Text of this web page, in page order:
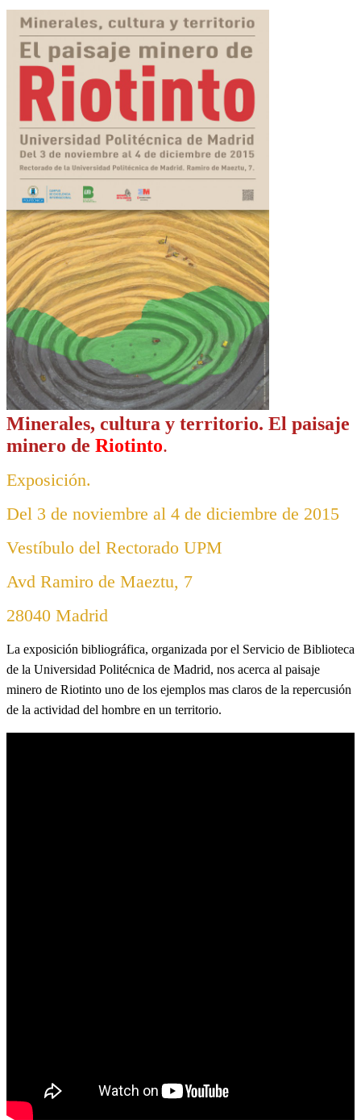
Minerales, cultura y territorio. El paisaje
minero de Riotinto.
Exposición.
Del 3 de noviembre al 4 de diciembre de 2015
Vestíbulo del Rectorado UPM
Avd Ramiro de Maeztu, 7
28040 Madrid
La exposición bibliográfica, organizada por el Servicio de Biblioteca
de la Universidad Politécnica de Madrid, nos acerca al paisaje
minero de Riotinto uno de los ejemplos mas claros de la repercusión
de la actividad del hombre en un territorio.